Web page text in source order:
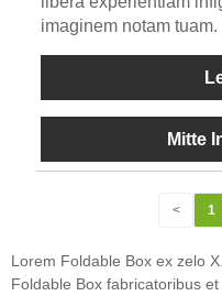
imaginem notam tuam.
Mitte
< 1
Lorem Foldable Box ex zelo
Foldable Box fabricatoribus